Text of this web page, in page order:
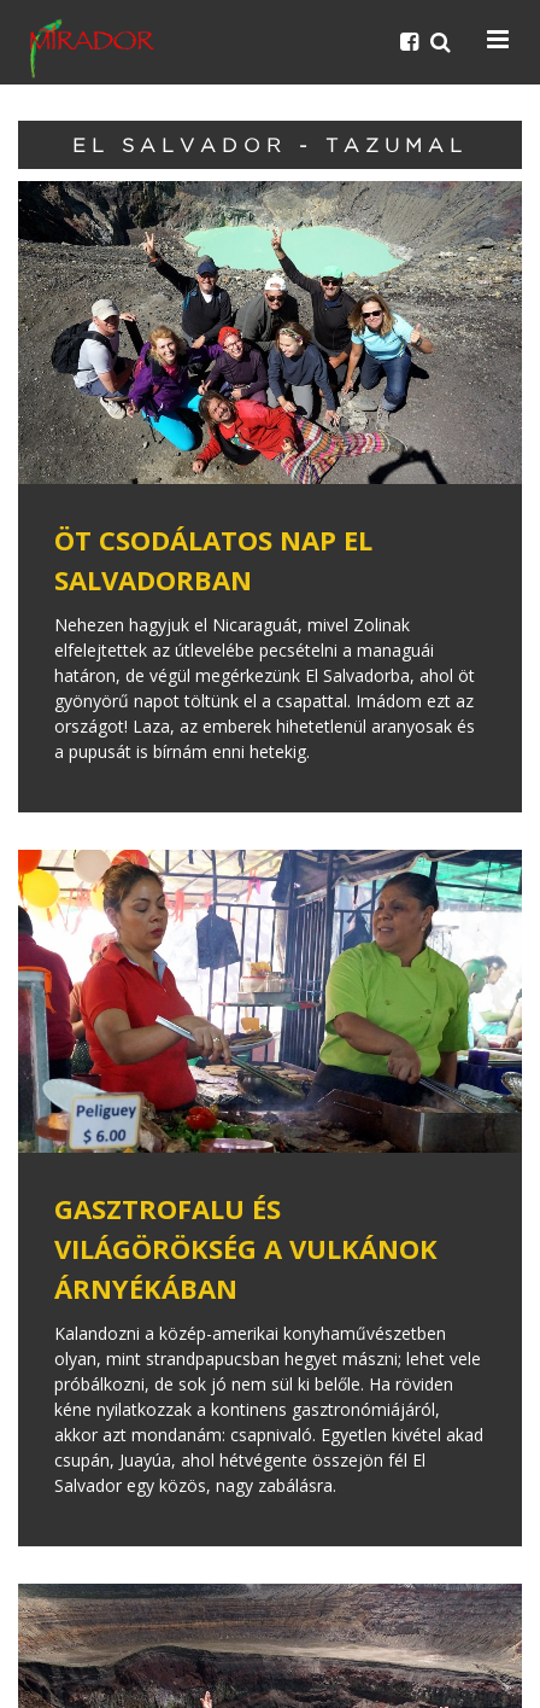
EL SALVADOR - TAZUMAL
ÖT CSODÁLATOS NAP EL
SALVADORBAN
Nehezen hagyjuk el Nicaraguát, mivel Zolinak
elfelejtettek az útlevelébe pecsételni a managuái
határon, de végül megérkezünk El Salvadorba, ahol öt
gyönyörű napot töltünk el a csapattal. Imádom ezt az
országot! Laza, az emberek hihetetlenül aranyosak és
a pupusát is bírnám enni hetekig.
GASZTROFALU ÉS
VILÁGÖRÖKSÉG A VULKÁNOK
ÁRNYÉKÁBAN
Kalandozni a közép-amerikai konyhaművészetben
olyan, mint strandpapucsban hegyet mászni; lehet vele
próbálkozni, de sok jó nem sül ki belőle. Ha röviden
kéne nyilatkozzak a kontinens gasztronómiájáról,
akkor azt mondanám: csapnivaló. Egyetlen kivétel akad
csupán, Juayúa, ahol hétvégente összejön fél El
Salvador egy közös, nagy zabálásra.